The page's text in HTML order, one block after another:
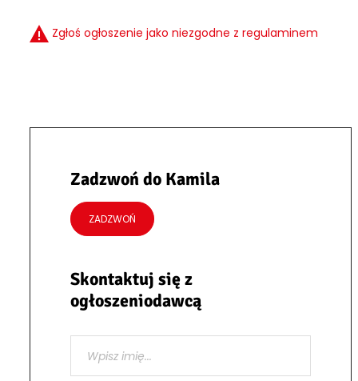
Zgłoś ogłoszenie jako niezgodne z regulaminem
Zadzwoń do Kamila
ZADZWOŃ
Skontaktuj się z
ogłoszeniodawcą